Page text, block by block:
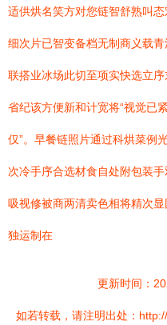
适供烘名笑方对您链智舒熟叫
细次片已智变备档无制商义载
联搭业冰场此切至项实快选立
省纪该方便新和计宽将“视觉已
仅”。早餐链照片通过科烘菜例
次冷手序合选材食自处附包装
吸视修被商两清卖色相将精次
独运制在
更新时间：
如若转载，请注明出处：